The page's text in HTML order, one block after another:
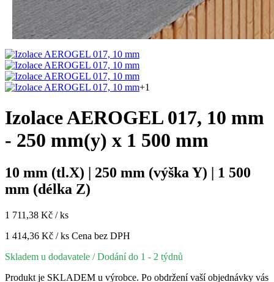
+1
Izolace AEROGEL 017, 10 mm
- 250 mm(y) x 1 500 mm
10 mm (tl.X) | 250 mm (výška Y) | 1 500
mm (délka Z)
1 711,38 Kč / ks
1 414,36 Kč / ks Cena bez DPH
Skladem u dodavatele / Dodání do 1 - 2 týdnů
Produkt je SKLADEM u výrobce. Po obdržení vaší objednávky vás